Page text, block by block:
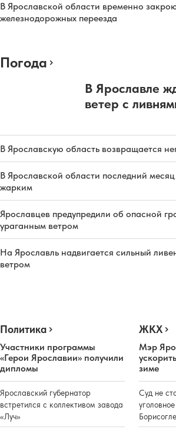
В Ярославской области временно
железнодорожных переезда
Погода
В Ярославле
ветер с
В Ярославскую область возвращается
В Ярославской области последний месяц
жарким
Ярославцев предупредили об опасной
ураганным ветром
На Ярославль надвигается сильный
ветром
Политика
Участники программы
«Герои Ярославии» получили
дипломы
Ярославский губернатор
встретился с коллективом завода
«Луч»
ЖКХ
Мэр
зиме
Суд не